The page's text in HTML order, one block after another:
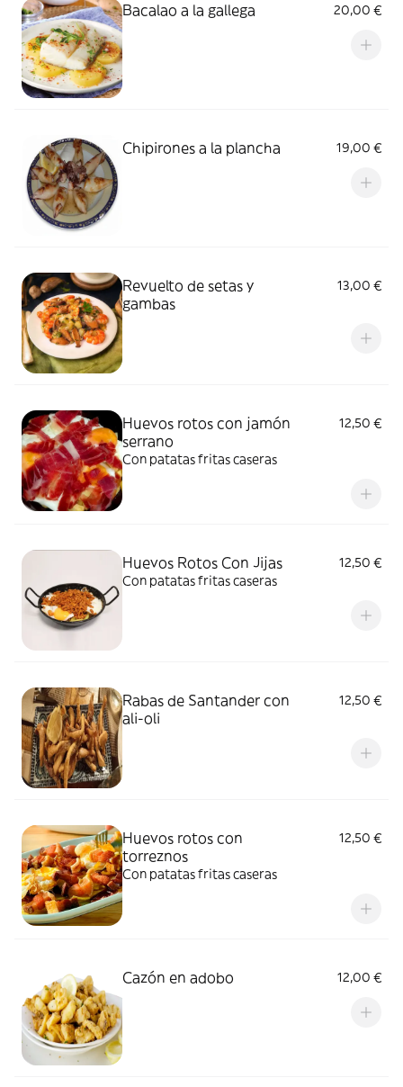
Bacalao a la gallega 20,00 €
Chipirones a la plancha 19,00 €
Revuelto de setas y
gambas
13,00 €
Huevos rotos con jamón
serrano
12,50 €
Con patatas fritas caseras
Huevos Rotos Con Jijas
12,50 €
Con patatas fritas caseras
Rabas de Santander con
ali-oli
12,50 €
Huevos rotos con
torreznos
12,50 €
Con patatas fritas caseras
Cazón en adobo 12,00 €